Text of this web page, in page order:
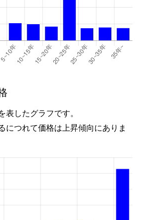
したグラフです。
につれて価格は上昇傾向にありま